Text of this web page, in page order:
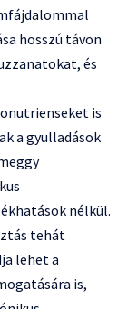
hosszú távon
és
is
a gyulladások
nélkül.
tehát
lehet a
is,